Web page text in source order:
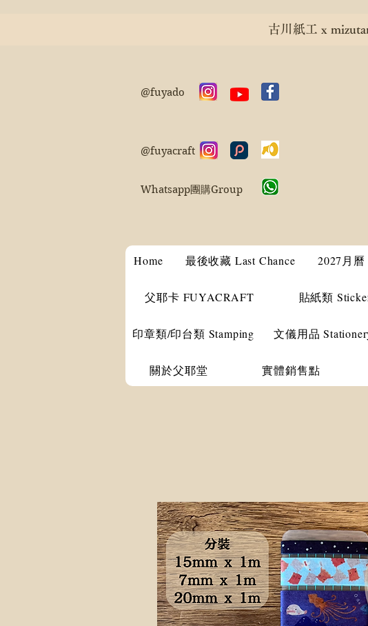
古川紙工 x
@fuyado
@fuyacraft
Whatsapp團購Group
Home 最後收藏 Last Chance 2027月曆
父耶卡 FUYACRAFT 貼紙類
印章類/印台類 Stamping 文儀用品
關於父耶堂 實體銷售點